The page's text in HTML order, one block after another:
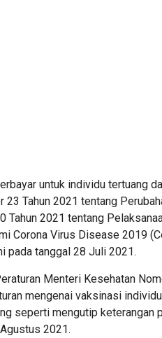
untuk individu tertuang
Tahun 2021 tentang
Tahun 2021 tentang
Corona Virus Disease 2019
pada tanggal 28 Juli 2021.
Menteri Kesehatan
mengenai vaksinasi
seperti mengutip keterangan
2021.